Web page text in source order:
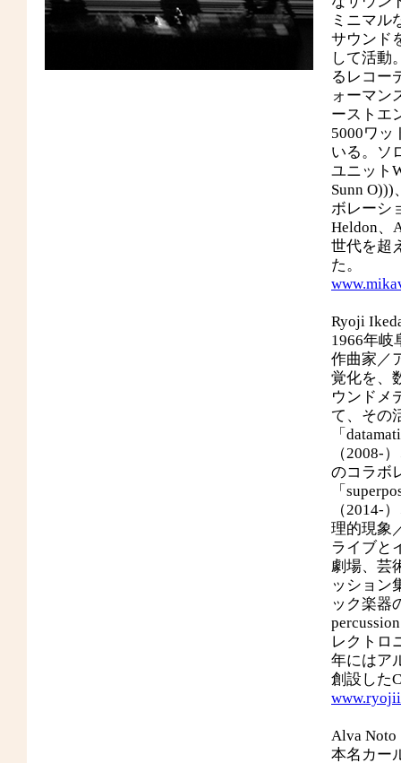
ミニマル
サウンド
して活動
るレコー
ォーマン
ーストエ
5000ワッ
いる。ソ
ユニット
Sunn
ボレーシ
Heldon、
世代を超
た。
Ryoji
1966年岐
作曲家／
覚化を、
ウンドメ
て、その
「
（2008-
のコラボ
「
（2014-
理的現象
ライブと
劇場、芸
ッション
ック楽器
レクトロ
年にはア
創設した
Alva Noto
本名カー